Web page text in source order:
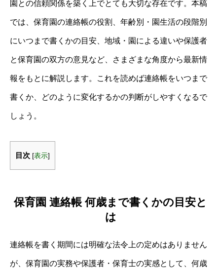
園との信頼関係を築く上でとても大切な存在です。本稿
では、保育園の連絡帳の役割、年齢別・園生活の段階別
にいつまで書くかの目安、地域・園による違いや保護者
と保育園の双方の意見など、さまざまな角度から最新情
報をもとに解説します。これを読めば連絡帳をいつまで
書くか、どのように変化するかの判断がしやすくなるで
しょう。
目次 [表示]
保育園 連絡帳 何歳まで書くかの目安と
は
連絡帳を書く期間には明確な法令上の定めはありません
が、保育園の実務や保護者・保育士の実感として、何歳